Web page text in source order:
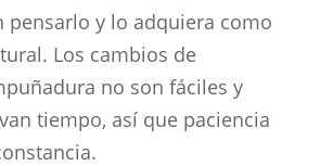
pensarlo y lo adquiera como
Los cambios de
no son fáciles y
tiempo, así que paciencia